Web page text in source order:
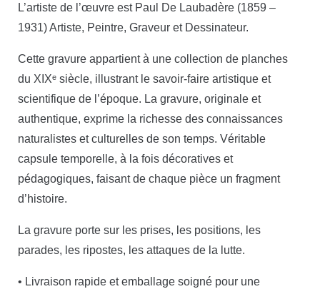
L’artiste de l’œuvre est Paul De Laubadère (1859 –
1931) Artiste, Peintre, Graveur et Dessinateur.
Cette gravure appartient à une collection de planches
du XIXᵉ siècle, illustrant le savoir-faire artistique et
scientifique de l’époque. La gravure, originale et
authentique, exprime la richesse des connaissances
naturalistes et culturelles de son temps. Véritable
capsule temporelle, à la fois décoratives et
pédagogiques, faisant de chaque pièce un fragment
d’histoire.
La gravure porte sur les prises, les positions, les
parades, les ripostes, les attaques de la lutte.
• Livraison rapide et emballage soigné pour une